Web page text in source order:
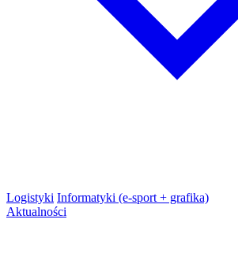
Logistyki Informatyki (e-sport + grafika)
Aktualności